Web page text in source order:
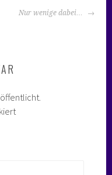
Nur wenige dabei…